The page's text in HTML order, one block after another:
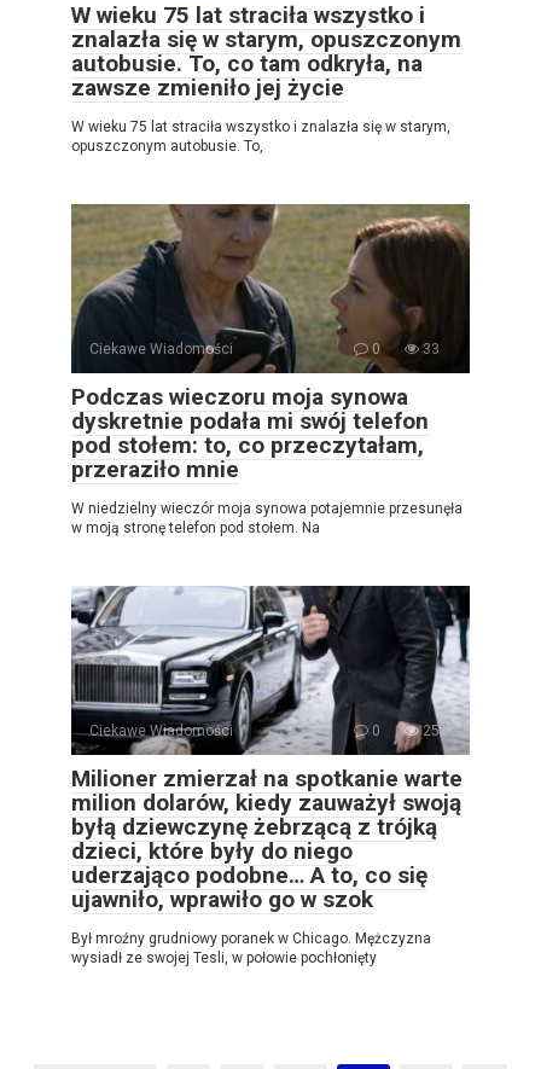
W wieku 75 lat straciła wszystko i
znalazła się w starym, opuszczonym
autobusie. To, co tam odkryła, na
zawsze zmieniło jej życie
W wieku 75 lat straciła wszystko i znalazła się w starym,
opuszczonym autobusie. To,
Ciekawe Wiadomości 0 33
Podczas wieczoru moja synowa
dyskretnie podała mi swój telefon
pod stołem: to, co przeczytałam,
przeraziło mnie
W niedzielny wieczór moja synowa potajemnie przesunęła
w moją stronę telefon pod stołem. Na
Ciekawe Wiadomości 0 25
Milioner zmierzał na spotkanie warte
milion dolarów, kiedy zauważył swoją
byłą dziewczynę żebrzącą z trójką
dzieci, które były do niego
uderzająco podobne… A to, co się
ujawniło, wprawiło go w szok
Był mroźny grudniowy poranek w Chicago. Mężczyzna
wysiadł ze swojej Tesli, w połowie pochłonięty